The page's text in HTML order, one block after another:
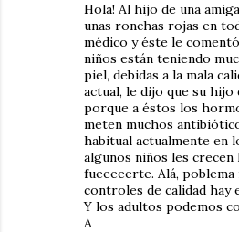
Hola! Al hijo de una
unas ronchas rojas en
médico y éste le
niños están teniendo
piel, debidas a la mala
actual, le dijo que su
porque a éstos los
meten muchos
habitual actualmente en
algunos niños les crecen
fueeeeerte. Alá,
controles de calidad hay
Y los adultos podemos
A